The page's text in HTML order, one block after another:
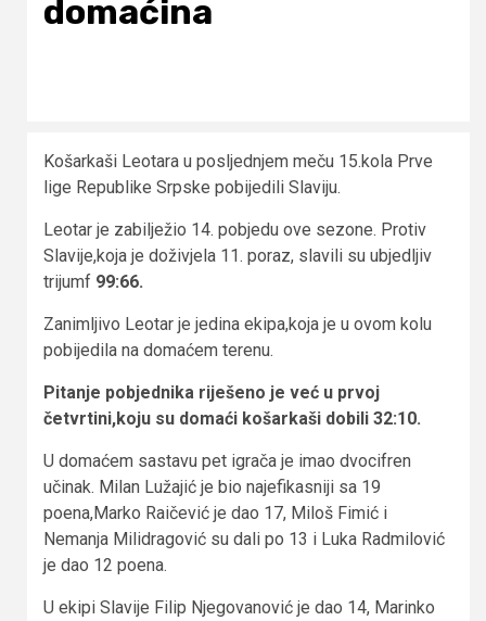
domaćina
Košarkaši Leotara u posljednjem meču 15.kola Prve
lige Republike Srpske pobijedili Slaviju.
Leotar je zabilježio 14. pobjedu ove sezone. Protiv
Slavije,koja je doživjela 11. poraz, slavili su ubjedljiv
trijumf 99:66.
Zanimljivo Leotar je jedina ekipa,koja je u ovom kolu
pobijedila na domaćem terenu.
Pitanje pobjednika riješeno je već u prvoj
četvrtini,koju su domaći košarkaši dobili 32:10.
U domaćem sastavu pet igrača je imao dvocifren
učinak. Milan Lužajić je bio najefikasniji sa 19
poena,Marko Raičević je dao 17, Miloš Fimić i
Nemanja Milidragović su dali po 13 i Luka Radmilović
je dao 12 poena.
U ekipi Slavije Filip Njegovanović je dao 14, Marinko